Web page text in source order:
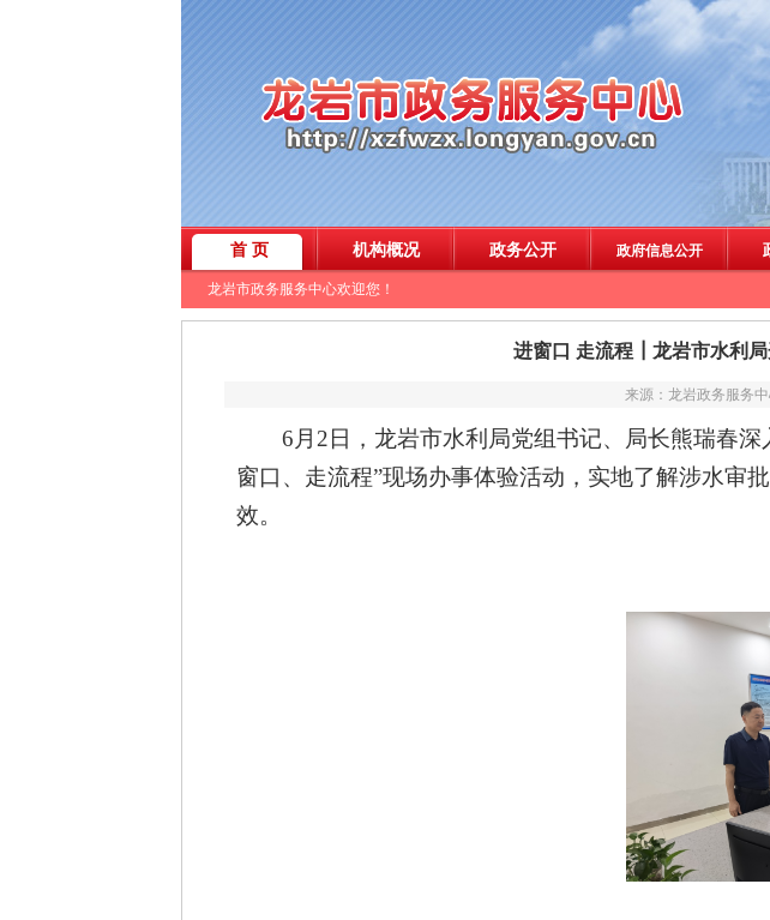
进窗口 走流程┃龙岩市水利
来源：龙岩政务服务
6月2 日，龙岩市水利局党组书记、局长熊瑞春深
窗口、走流程”现场办事体验活动， 实地了解涉水审
效。